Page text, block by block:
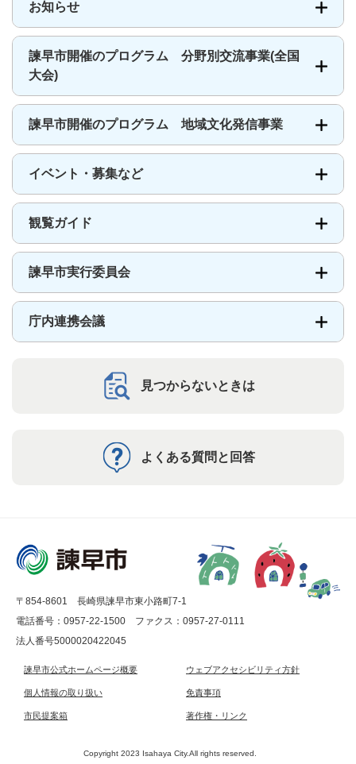
お知らせ
諫早市開催のプログラム 分野別交流事業(全国
大会)
諫早市開催のプログラム 地域文化発信事業
イベント・募集など
観覧ガイド
諫早市実行委員会
庁内連携会議
見つからないときは
よくある質問と回答
〒854-8601 長崎県諫早市東小路町7-1
電話番号：0957-22-1500
ファクス：0957-27-0111
法人番号5000020422045
諫早市公式ホームページ概要 ウェブアクセシビリティ方針
個人情報の取り扱い 免責事項
市民提案箱 著作権・リンク
Copyright 2023 Isahaya City.All rights reserved.